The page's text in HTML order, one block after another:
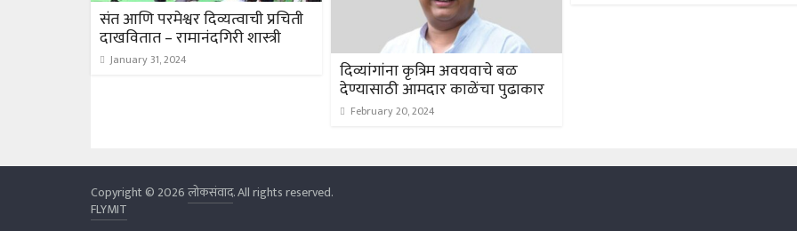
संत आणि परमेश्वर दिव्यत्वाची प्रचिती
दाखवितात – रामानंदगिरी शास्त्री
January 31, 2024 दिव्यांगांना कृत्रिम अवयवाचे बळ
देण्यासाठी आमदार काळेंचा पुढाकार
February 20, 2024
Copyright © 2026लोकसंवाद. All rights reserved.
FLYMIT